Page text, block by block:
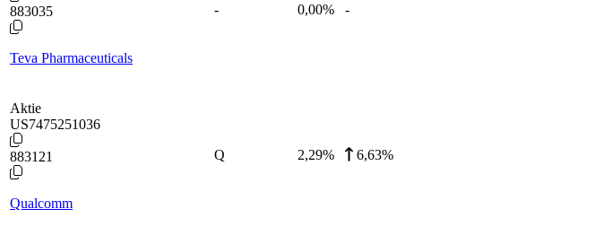
883035
Teva Pharmaceuticals
- 0,00% -
Aktie
US7475251036
883121
Qualcomm
Q 2,29% 6,63%